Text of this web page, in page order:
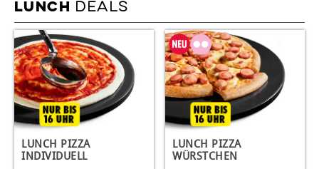
LUNCH DEALS
LUNCH PIZZA
INDIVIDUELL
LUNCH PIZZA
WÜRSTCHEN